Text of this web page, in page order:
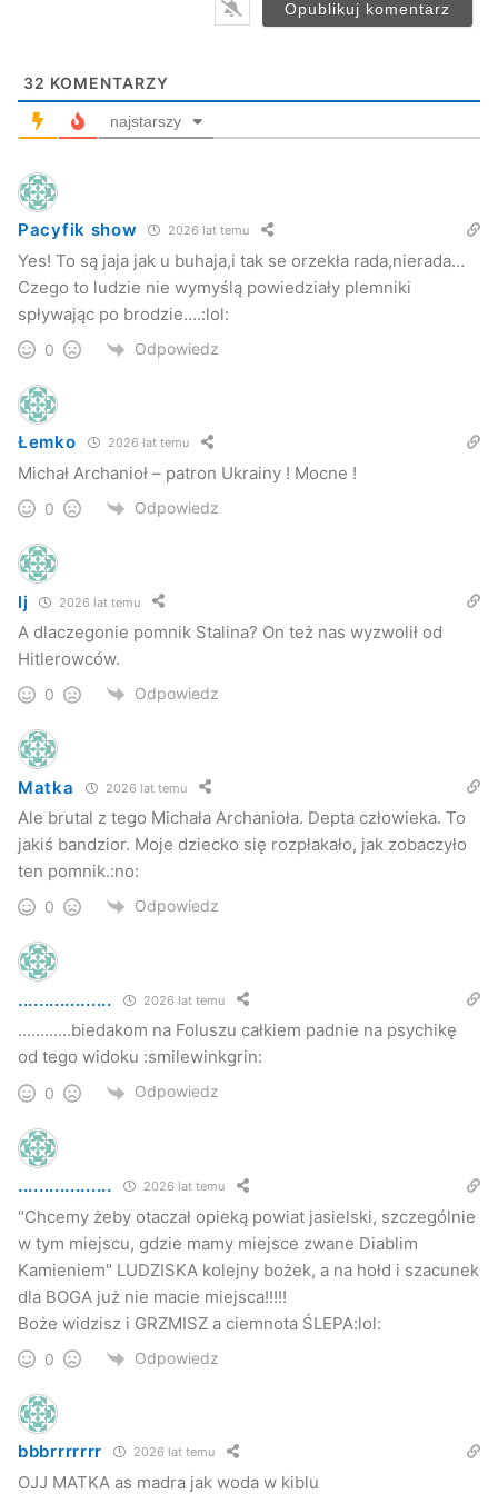
–Były drobne wpłaty i były duże wpłaty – powyżej tysiąca i
dwóch tysięcy złotych, jak i takie po 20 zł, wpłacane
również przez pracowników starostwa
Swojego zadowolenia z postawienia figury Michała
Archanioła na Foluszu nie kryła Alicja Zając, która
wielokrotnie podkreślała, że będzie jej patronem.
32 KOMENTARZY
najstarszy
Pacyfik show 2026 lat temu
Yes! To są jaja jak u buhaja,i tak se orzekła rada,nierada…
Czego to ludzie nie wymyślą powiedziały plemniki
spływając po brodzie….:lol:
0 Odpowiedz
Łemko 2026 lat temu
Michał Archanioł – patron Ukrainy ! Mocne !
0 Odpowiedz
lj 2026 lat temu
A dlaczegonie pomnik Stalina? On też nas wyzwolił od
Hitlerowców.
0 Odpowiedz
Matka 2026 lat temu
Ale brutal z tego Michała Archanioła. Depta człowieka. To
jakiś bandzior. Moje dziecko się rozpłakało, jak zobaczyło
ten pomnik.:no:
0 Odpowiedz
.................. 2026 lat temu
…………biedakom na Foluszu całkiem padnie na psychikę
od tego widoku :smilewinkgrin:
0 Odpowiedz
.................. 2026 lat temu
"Chcemy żeby otaczał opieką powiat jasielski, szczególnie
w tym miejscu, gdzie mamy miejsce zwane Diablim
Kamieniem" LUDZISKA kolejny bożek, a na hołd i szacunek
dla BOGA już nie macie miejsca!!!!!
Boże widzisz i GRZMISZ a ciemnota ŚLEPA:lol:
0 Odpowiedz
bbbrrrrrrr 2026 lat temu
OJJ MATKA as madra jak woda w kiblu